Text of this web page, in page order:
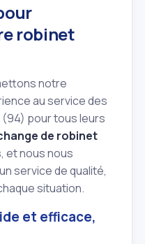
robinet
notre
au service des
(94) pour tous leurs
de robinet
et nous nous
service de qualité,
situation.
et efficace,